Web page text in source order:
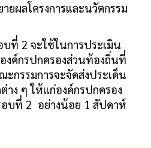
ยผลโครงการและนวัตกรรม
ที่ 2 จะใช้ในการประเมิน
งค์กรปกครองส่วนท้องถิ่นที่
กรรมการจะจัดส่งประเด็น
าง ๆ ให้แก่องค์กรปกครอง
บที่ 2 อย่างน้อย 1 สัปดาห์